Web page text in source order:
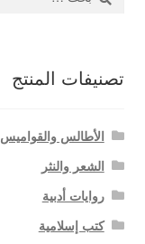
عن:
تصنيفات المنتج
الأطالس والقواميس
الشعر والنثر
روايات أدبية
كتب إسلامية